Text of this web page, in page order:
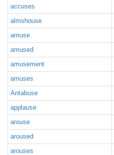
accuses
almshouse
amuse
amused
amusement
amuses
Antabuse
applause
arouse
aroused
arouses